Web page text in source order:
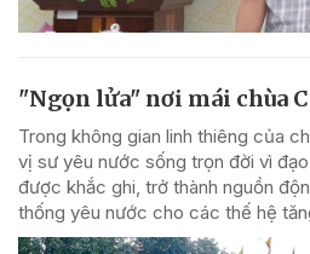
"Ngọn lửa" nơi mái chùa
Trong không gian linh thiêng của
vị sư yêu nước sống trọn đời vì
được khắc ghi, trở thành nguồn
thống yêu nước cho các thế hệ